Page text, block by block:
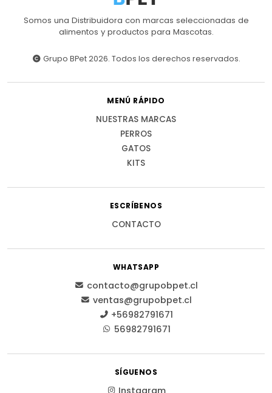
Somos una Distribuidora con marcas seleccionadas de
alimentos y productos para Mascotas.
Grupo BPet 2026. Todos los derechos reservados.
MENÚ RÁPIDO
NUESTRAS MARCAS
PERROS
GATOS
KITS
ESCRÍBENOS
CONTACTO
WHATSAPP
contacto@grupobpet.cl
ventas@grupobpet.cl
+56982791671
56982791671
SÍGUENOS
Instagram